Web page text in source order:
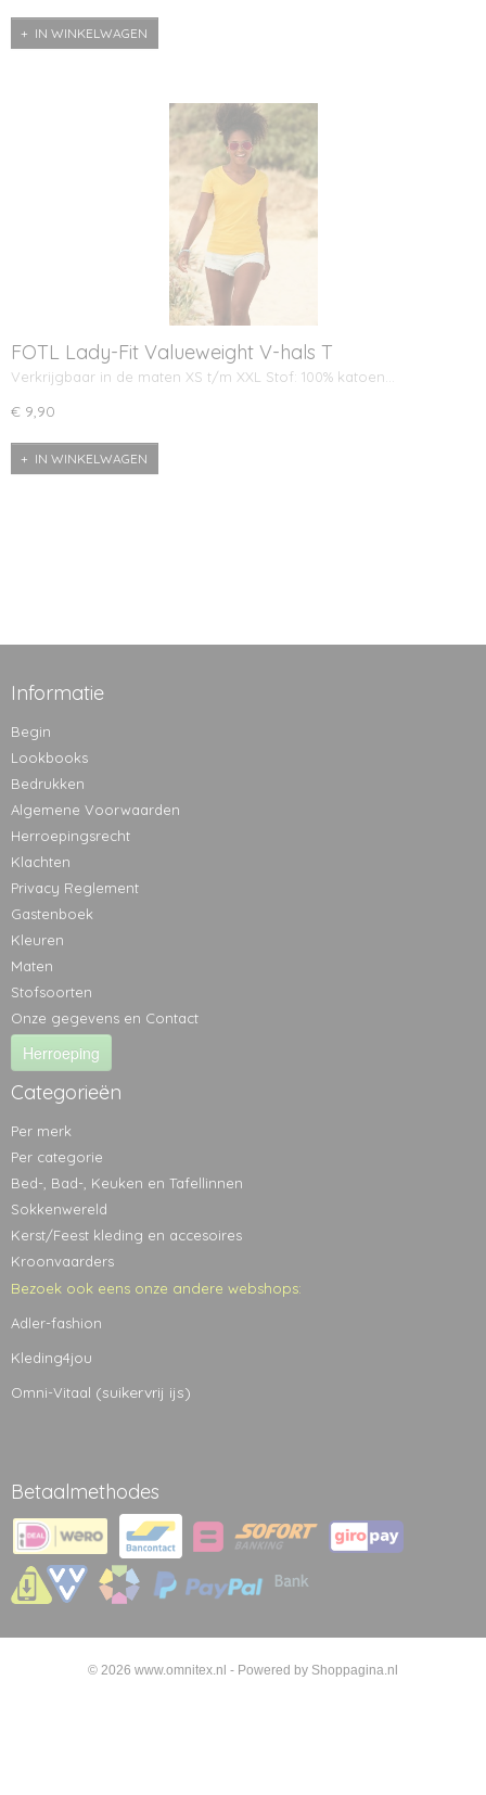
IN WINKELWAGEN
FOTL Lady-Fit Valueweight V-hals T
Verkrijgbaar in de maten XS t/m XXL Stof: 100% katoen…
€ 9,90
IN WINKELWAGEN
Informatie
Begin
Lookbooks
Bedrukken
Algemene Voorwaarden
Herroepingsrecht
Klachten
Privacy Reglement
Gastenboek
Kleuren
Maten
Stofsoorten
Onze gegevens en Contact
Herroeping
Categorieën
Per merk
Per categorie
Bed-, Bad-, Keuken en Tafellinnen
Sokkenwereld
Kerst/Feest kleding en accesoires
Kroonvaarders
Bezoek ook eens onze andere webshops:
Adler-fashion
Kleding4jou
Omni-Vitaal (suikervrij ijs)
Betaalmethodes
© 2026 www.omnitex.nl - Powered by Shoppagina.nl